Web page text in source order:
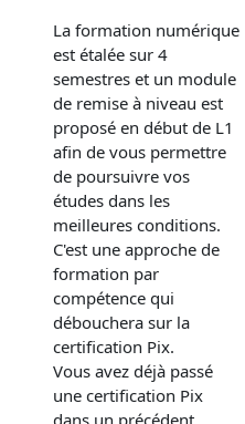
La formation numérique
est étalée sur 4
semestres et un module
de remise à niveau est
proposé en début de L1
afin de vous permettre
de poursuivre vos
études dans les
meilleures conditions.
C'est une approche de
formation par
compétence qui
débouchera sur la
certification Pix.
Vous avez déjà passé
une certification Pix